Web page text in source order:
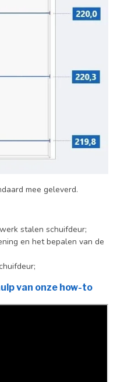
mee geleverd.
stalen schuifdeur;
en het bepalen van de
van onze how-to